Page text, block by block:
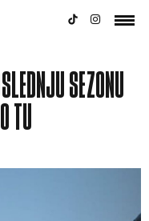
SEZONU
TU